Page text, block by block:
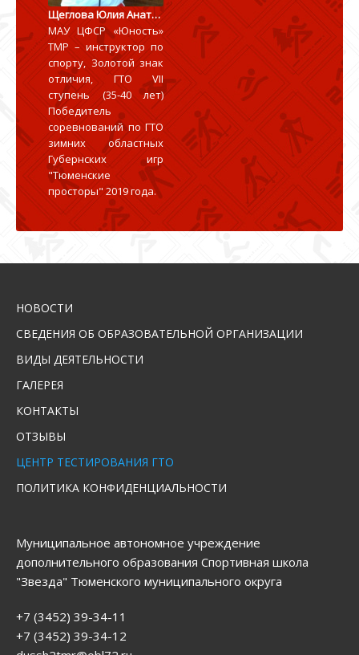
Щеглова Юлия Анатольевна
МАУ ЦФСР «Юность»
ТМР – инструктор по
спорту, Золотой знак
отличия, ГТО VII
ступень (35-40 лет)
Победитель
соревнований по ГТО
зимних областных
Губернских игр
"Тюменские
просторы" 2019 года.
НОВОСТИ
СВЕДЕНИЯ ОБ ОБРАЗОВАТЕЛЬНОЙ ОРГАНИЗАЦИИ
ВИДЫ ДЕЯТЕЛЬНОСТИ
ГАЛЕРЕЯ
КОНТАКТЫ
ОТЗЫВЫ
ЦЕНТР ТЕСТИРОВАНИЯ ГТО
ПОЛИТИКА КОНФИДЕНЦИАЛЬНОСТИ
Муниципальное автономное учреждение
дополнительного образования Спортивная школа
"Звезда" Тюменского муниципального округа
+7 (3452) 39-34-11
+7 (3452) 39-34-12